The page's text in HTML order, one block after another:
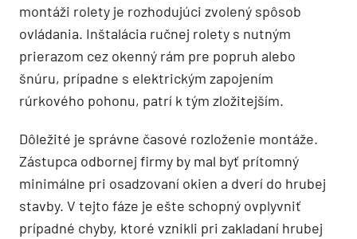
montáži rolety je rozhodujúci zvolený spôsob
ovládania. Inštalácia ručnej rolety s nutným
prierazom cez okenný rám pre popruh alebo
šnúru, prípadne s elektrickým zapojením
rúrkového pohonu, patrí k tým zložitejším.
Dôležité je správne časové rozloženie montáže.
Zástupca odbornej firmy by mal byť prítomný
minimálne pri osadzovaní okien a dverí do hrubej
stavby. V tejto fáze je ešte schopný ovplyvniť
prípadné chyby, ktoré vznikli pri zakladaní hrubej